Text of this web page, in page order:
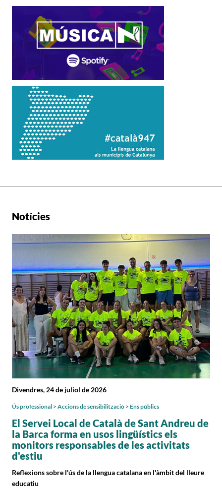
Notícies
El Servei Local de Català de Sant Andreu de
la Barca forma en usos lingüístics els
monitors responsables de les activitats
d'estiu
Divendres, 24 de juliol de 2026
Ús professional > Accions de sensibilització > Ens públics
Reflexions sobre l'ús de la llengua catalana en l'àmbit del lleure
educatiu